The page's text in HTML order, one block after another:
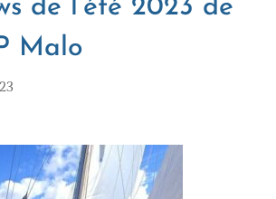
de l’été 2023 de
Malo